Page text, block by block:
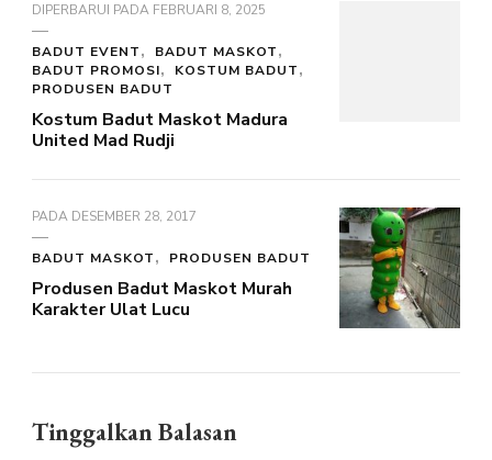
DIPERBARUI PADA FEBRUARI 8, 2025
BADUT EVENT
BADUT MASKOT
BADUT PROMOSI
KOSTUM BADUT
PRODUSEN BADUT
Kostum Badut Maskot Madura
United Mad Rudji
PADA DESEMBER 28, 2017
BADUT MASKOT PRODUSEN BADUT
Produsen Badut Maskot Murah
Karakter Ulat Lucu
Tinggalkan Balasan